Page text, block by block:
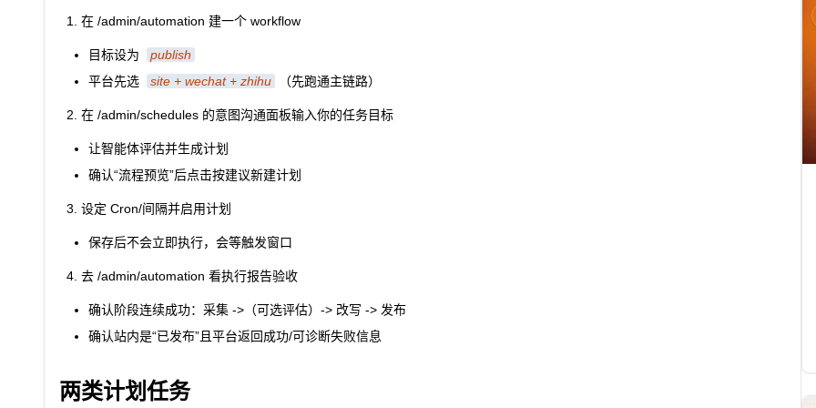
在 /admin/automation 建一个 workflow
目标设为
publish
平台先选
site + wechat + zhihu （先跑通主链路）
在 /admin/schedules 的意图沟通面板输入你的任务目标
让智能体评估并生成计划
确认“流程预览”后点击按建议新建计划
设定 Cron/间隔并启用计划
保存后不会立即执行，会等触发窗口
去 /admin/automation 看执行报告验收
确认阶段连续成功：采集 ->（可选评估）-> 改写 -> 发布
确认站内是“已发布”且平台返回成功/可诊断失败信息
两类计划任务